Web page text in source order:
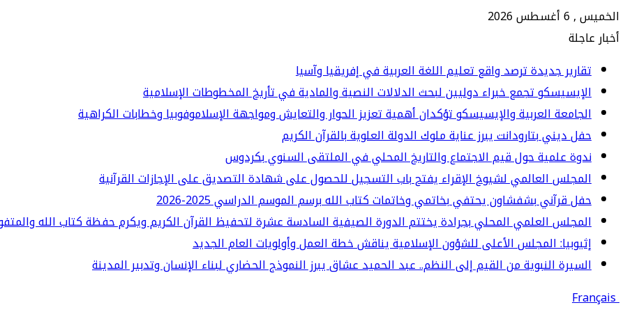
الخميس , 6 أغسطس 2026
أخبار عاجلة
تقارير جديدة ترصد واقع تعليم اللغة العربية في إفريقيا وآسيا
الإيسيسكو تجمع خبراء دوليين لبحث الدلالات النصية والمادية في تأريخ المخطوطات الإسلامية
الجامعة العربية والإيسيسكو تؤكدان أهمية تعزيز الحوار والتعايش ومواجهة الإسلاموفوبيا وخطابات الكراهية
حفل ديني بتارودانت يبرز عناية ملوك الدولة العلوية بالقرآن الكريم
ندوة علمية حول قيم الاجتماع والتاريخ المحلي في الملتقى السنوي بكردوس
المجلس العالمي لشيوخ الإقراء يفتح باب التسجيل للحصول على شهادة التصديق على الإجازات القرآنية
حفل قرآني بشفشاون يحتفي بخاتمي وخاتمات كتاب الله برسم الموسم الدراسي 2025-2026
المجلس العلمي المحلي بجرادة يختتم الدورة الصيفية السادسة عشرة لتحفيظ القرآن الكريم ويكرم حفظة كتاب الله
إثيوبيا: المجلس الأعلى للشؤون الإسلامية يناقش خطة العمل وأولويات العام الجديد
السيرة النبوية من القيم إلى النظم.. عبد الحميد عشاق يبرز النموذج الحضاري لبناء الإنسان وتدبير المدينة
Français